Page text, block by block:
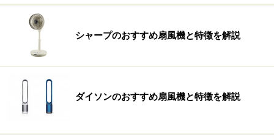
か、費用対効果で選ぶのが良いでしょう。
ACモーターの場合、平均的には「弱」運転で30W程度で
すが、DCモーター扇風機は、最弱運転なら消費電力は
3W前後、最も少ない機種では1.5Ｗにまで消費電力が削
シャープのおすすめ扇風機と特徴を解説
ダイソンのおすすめ扇風機と特徴を解説